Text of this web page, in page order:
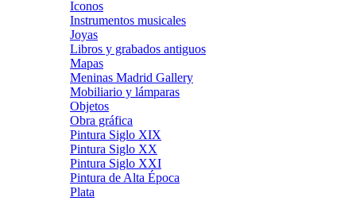
Iconos
Instrumentos musicales
Joyas
Libros y grabados antiguos
Mapas
Meninas Madrid Gallery
Mobiliario y lámparas
Objetos
Obra gráfica
Pintura Siglo XIX
Pintura Siglo XX
Pintura Siglo XXI
Pintura de Alta Época
Plata